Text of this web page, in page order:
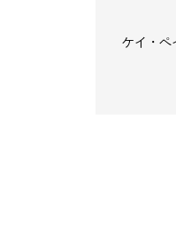
ケイ・ペ